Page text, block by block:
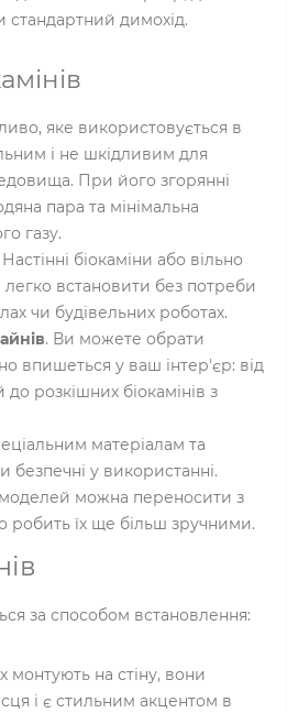
димохід.
яке використовується в
і не шкідливим для
При його згорянні
пара та мінімальна
газу.
Настінні біокаміни або вільно
встановити без потреби
чи будівельних роботах.
. Ви можете обрати
впишеться у ваш інтер'єр: від
розкішних біокамінів з
матеріалам та
безпечні у використанні.
моделей можна переносити з
робить їх ще більш зручними.
за способом встановлення:
монтують на стіну, вони
і є стильним акцентом в